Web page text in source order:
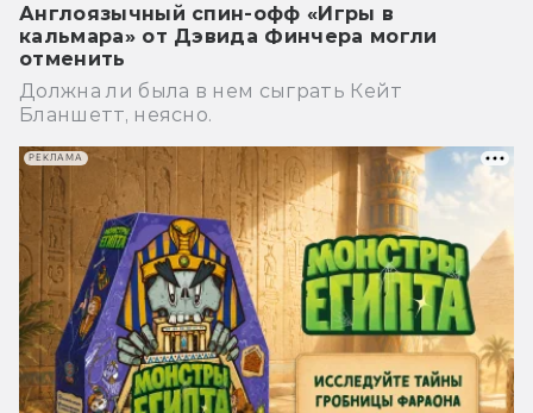
Англоязычный спин-офф «Игры в
кальмара» от Дэвида Финчера могли
отменить
Должна ли была в нем сыграть Кейт
Бланшетт, неясно.
РЕКЛАМА